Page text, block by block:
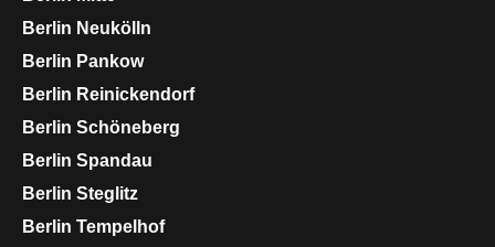
Berlin Neukölln
Berlin Pankow
Berlin Reinickendorf
Berlin Schöneberg
Berlin Spandau
Berlin Steglitz
Berlin Tempelhof